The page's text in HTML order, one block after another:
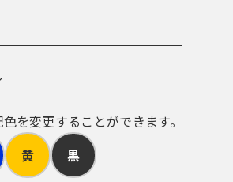
を変更することができます。
黄 黒